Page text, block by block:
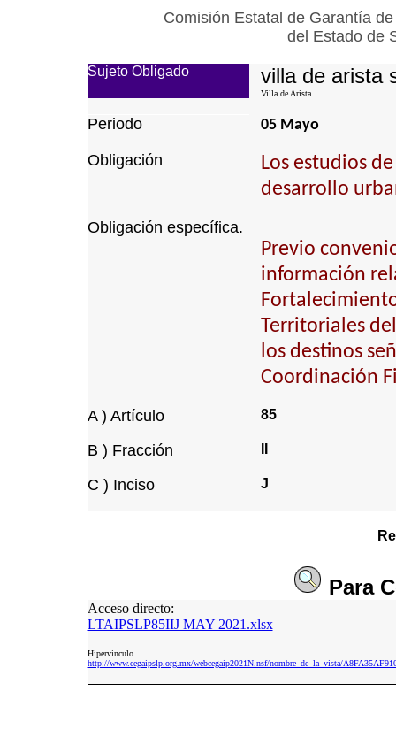
Comisión Estatal de Garantía
del Estado de
Sujeto Obligado villa de arista
Villa de Arista
Periodo 05 Mayo
Obligación
Los estudios
desarrollo
Obligación específica.
Previo
información
Territoriales
los destinos
Coordinación
A ) Artículo 85
B ) Fracción
C ) Inciso J
Para
Acceso directo:
LTAIPSLP85IIJ MAY 2021.xlsx
Hipervinculo
http://www.cegaipslp.org.mx/webcegaip2021N.nsf/nombre_de_la_vista/